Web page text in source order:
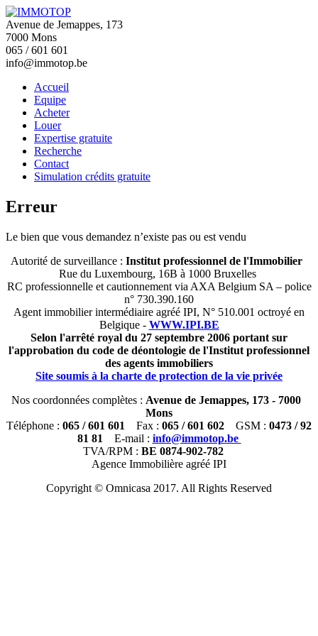
Avenue de Jemappes, 173
7000 Mons
065 / 601 601
info@immotop.be
Accueil
Equipe
Acheter
Louer
Expertise gratuite
Recherche
Contact
Simulation crédits gratuite
Erreur
Le bien que vous demandez n’existe pas ou est vendu
Autorité de surveillance : Institut professionnel de l'Immobilier
Rue du Luxembourg, 16B à 1000 Bruxelles
RC professionnelle et cautionnement via AXA Belgium SA – police
n° 730.390.160
Agent immobilier intermédiaire agréé IPI, N° 510.001 octroyé en
Belgique - WWW.IPI.BE
Selon l'arrêté royal du 27 septembre 2006 portant sur
l'approbation du code de déontologie de l'Institut professionnel
des agents immobiliers
Site soumis à la charte de protection de la vie privée
Nos coordonnées complètes : Avenue de Jemappes, 173 - 7000
Mons
Téléphone : 065 / 601 601 Fax : 065 / 601 602 GSM : 0473 / 92
81 81 E-mail : info@immotop.be
TVA/RPM : BE 0874-902-782
Agence Immobilière agréé IPI
Copyright © Omnicasa 2017. All Rights Reserved